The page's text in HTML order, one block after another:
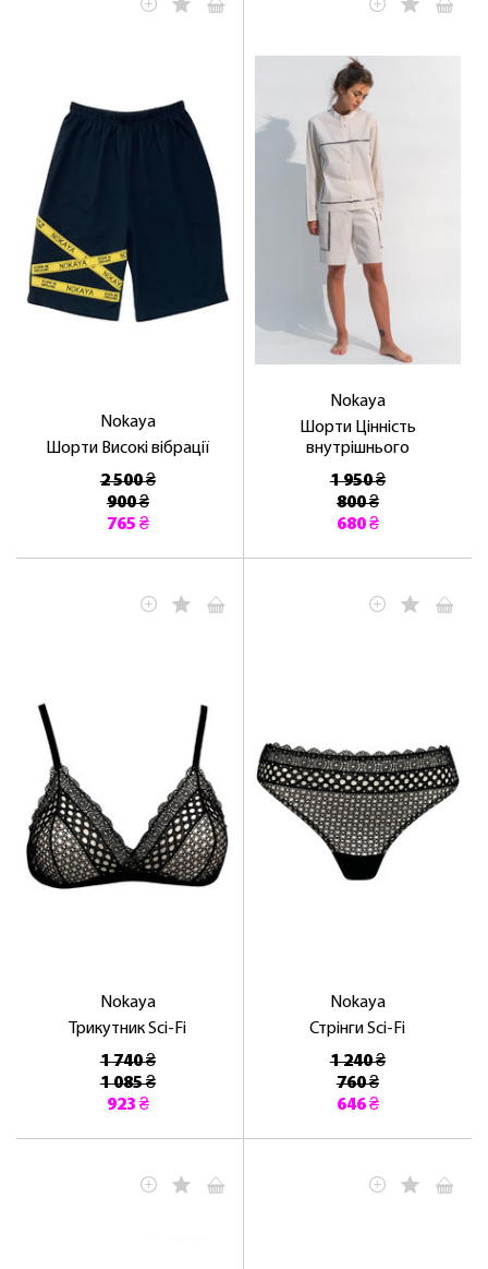
Nokaya
Шорти Високі вібрації
2 500 ₴
900 ₴
765 ₴
Nokaya
Шорти Цінність
внутрішнього
1 950 ₴
800 ₴
680 ₴
Nokaya
Трикутник Sci-Fi
1 740 ₴
1 085 ₴
923 ₴
Nokaya
Стрінги Sci-Fi
1 240 ₴
760 ₴
646 ₴